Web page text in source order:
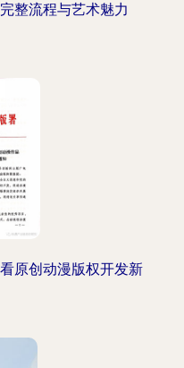
整流程与艺术魅力
原创动漫版权开发新